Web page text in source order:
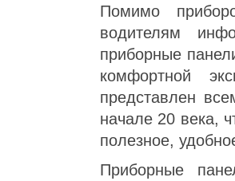
Помимо
водителям
приборные
комфортной
представлен
начале 20 века,
полезное,
Приборные